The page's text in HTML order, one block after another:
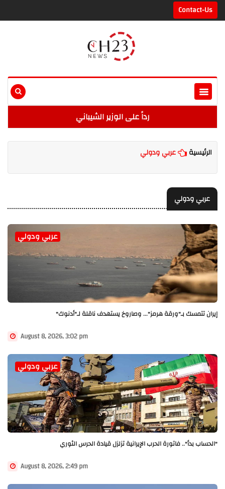
Contact-Us
رداً على الوزير الشيباني
الرئيسية عربي ودولي
عربي ودولي
عربي ودولي
إيران تتمسك بـ"ورقة هرمز"... وصاروخ يستهدف ناقلة لـ"أدنوك"
August 8, 2026, 3:02 pm
عربي ودولي
"الحساب بدأ".. فاتورة الحرب الإيرانية تزلزل قيادة الحرس الثوري
August 8, 2026, 2:49 pm